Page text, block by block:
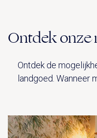
Ontdek onze
Ontdek de
landgoed. Wanneer